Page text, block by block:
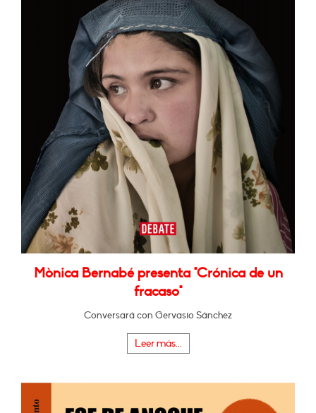
Mònica Bernabé presenta "Crónica de un
fracaso"
Conversará con Gervasio Sánchez
Leer más...